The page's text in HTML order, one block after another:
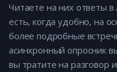
Читаете на них ответы
есть, когда удобно, на
более подробные
асинхронный опросник
вы тратите на разговор